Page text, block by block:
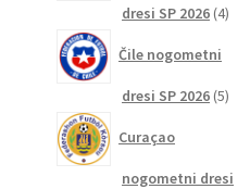
dresi SP 2026 44
Čile nogometni
dresi SP 2026 55
Curaçao
nogometni dresi